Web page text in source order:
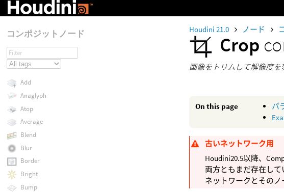
Houdini 21.0 ノード
Crop
画像をトリムして解像度を
On this page
パ
古いネットワーク用
Houdini20.5以降、
両方ともまだ存在し
ネットワークとそのノ
コンポジットノード
Add
Anaglyph
Atop
Average
Blend
Blur
Border
Bright
Bump